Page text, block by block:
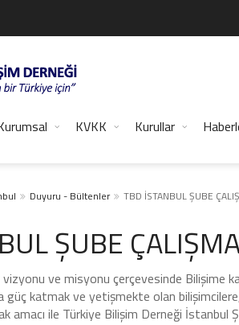
KVKK Kurullar
Duyuru - Bültenler TBD İSTANBUL ŞUBE
ŞUBE
ve misyonu çerçevesinde Bilişime
güç katmak ve yetişmekte olan
amacı ile Türkiye Bilişim Derneği İstanbul